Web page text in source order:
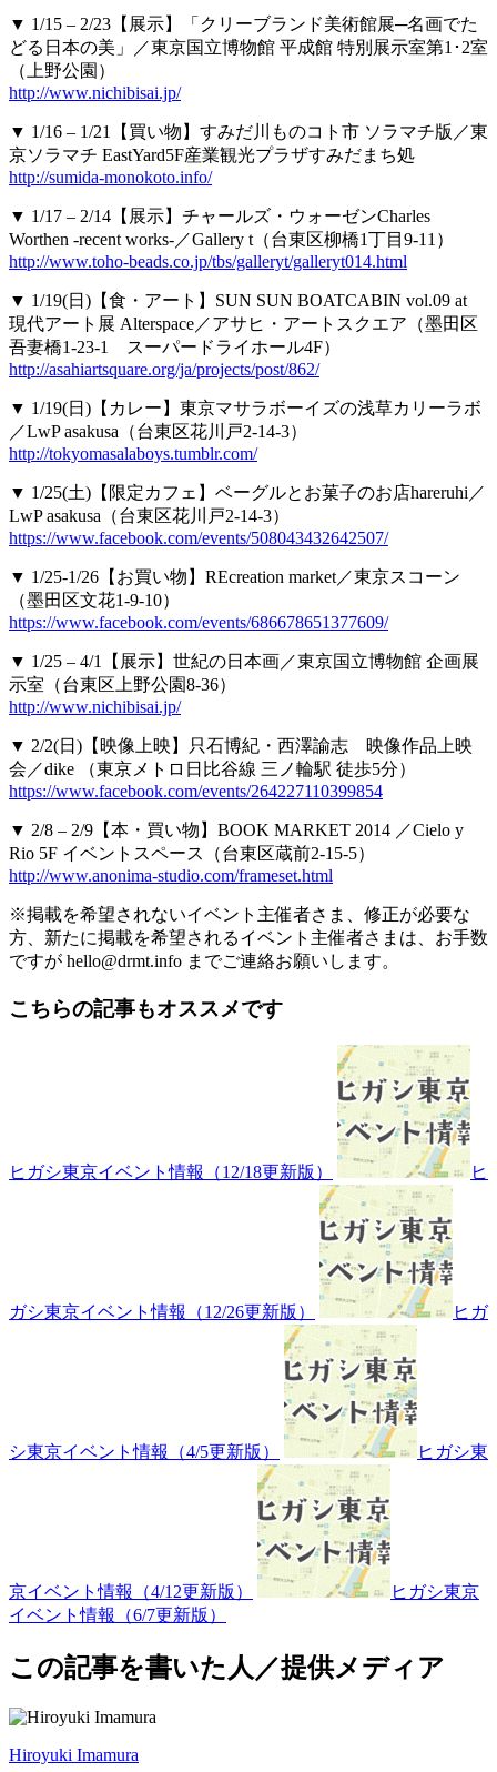
▼ 1/15 – 2/23【展示】「クリーブランド美術館展─名画でた
どる日本の美」／東京国立博物館 平成館 特別展示室第1･2室
（上野公園）
http://www.nichibisai.jp/
▼ 1/16 – 1/21【買い物】すみだ川ものコト市 ソラマチ版／東
京ソラマチ EastYard5F産業観光プラザすみだまち処
http://sumida-monokoto.info/
▼ 1/17 – 2/14【展示】チャールズ・ウォーゼンCharles
Worthen -recent works-／Gallery t（台東区柳橋1丁目9-11）
http://www.toho-beads.co.jp/tbs/galleryt/galleryt014.html
▼ 1/19(日)【食・アート】SUN SUN BOATCABIN vol.09 at
現代アート展 Alterspace／アサヒ・アートスクエア（墨田区
吾妻橋1-23-1 スーパードライホール4F）
http://asahiartsquare.org/ja/projects/post/862/
▼ 1/19(日)【カレー】東京マサラボーイズの浅草カリーラボ
／LwP asakusa（台東区花川戸2-14-3）
http://tokyomasalaboys.tumblr.com/
▼ 1/25(土)【限定カフェ】ベーグルとお菓子のお店hareruhi／
LwP asakusa（台東区花川戸2-14-3）
https://www.facebook.com/events/508043432642507/
▼ 1/25-1/26【お買い物】REcreation market／東京スコーン
（墨田区文花1-9-10）
https://www.facebook.com/events/686678651377609/
▼ 1/25 – 4/1【展示】世紀の日本画／東京国立博物館 企画展
示室（台東区上野公園8-36）
http://www.nichibisai.jp/
▼ 2/2(日)【映像上映】只石博紀・西澤諭志 映像作品上映
会／dike （東京メトロ日比谷線 三ノ輪駅 徒歩5分）
https://www.facebook.com/events/264227110399854
▼ 2/8 – 2/9【本・買い物】BOOK MARKET 2014 ／Cielo y
Rio 5F イベントスペース（台東区蔵前2-15-5）
http://www.anonima-studio.com/frameset.html
※掲載を希望されないイベント主催者さま、修正が必要な
方、新たに掲載を希望されるイベント主催者さまは、お手数
ですが hello@drmt.info までご連絡お願いします。
こちらの記事もオススメです
ヒガシ東京イベント情報（12/18更新版） ヒ
ガシ東京イベント情報（12/26更新版） ヒガ
シ東京イベント情報（4/5更新版） ヒガシ東
京イベント情報（4/12更新版）
ヒガシ東京
イベント情報（6/7更新版）
この記事を書いた人／提供メディア
Hiroyuki Imamura